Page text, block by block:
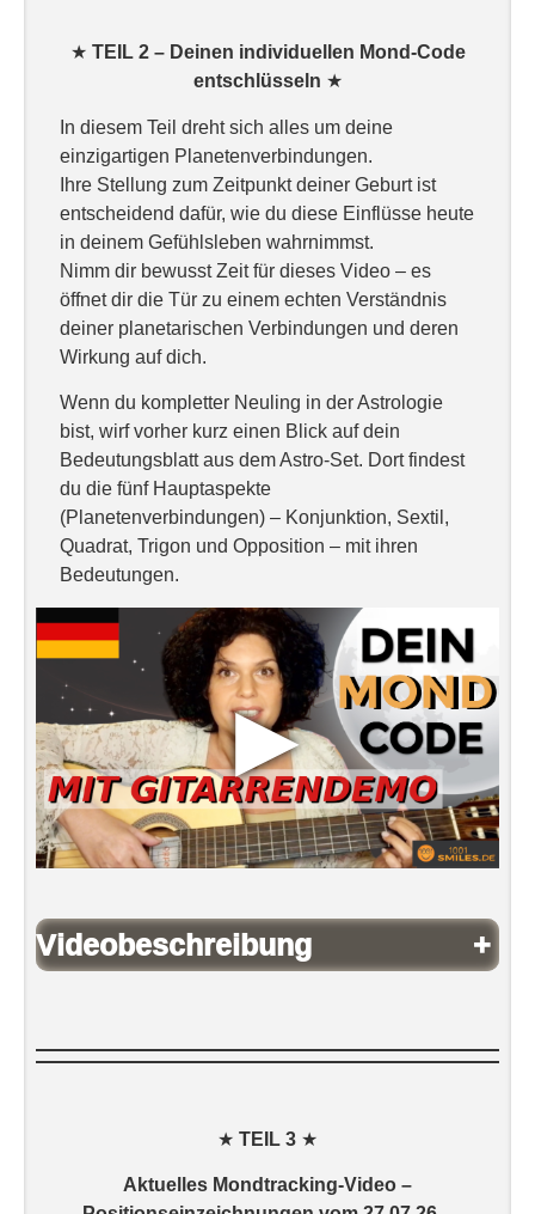
★ TEIL 2 – Deinen individuellen Mond-Code
entschlüsseln ★
In diesem Teil dreht sich alles um deine
einzigartigen Planetenverbindungen.
Ihre Stellung zum Zeitpunkt deiner Geburt ist
entscheidend dafür, wie du diese Einflüsse heute
in deinem Gefühlsleben wahrnimmst.
Nimm dir bewusst Zeit für dieses Video – es
öffnet dir die Tür zu einem echten Verständnis
deiner planetarischen Verbindungen und deren
Wirkung auf dich.
Wenn du kompletter Neuling in der Astrologie
bist, wirf vorher kurz einen Blick auf dein
Bedeutungsblatt aus dem Astro-Set. Dort findest
du die fünf Hauptaspekte
(Planetenverbindungen) – Konjunktion, Sextil,
Quadrat, Trigon und Opposition – mit ihren
Bedeutungen.
▶
Videobeschreibung +
★ TEIL 3 ★
Aktuelles Mondtracking-Video –